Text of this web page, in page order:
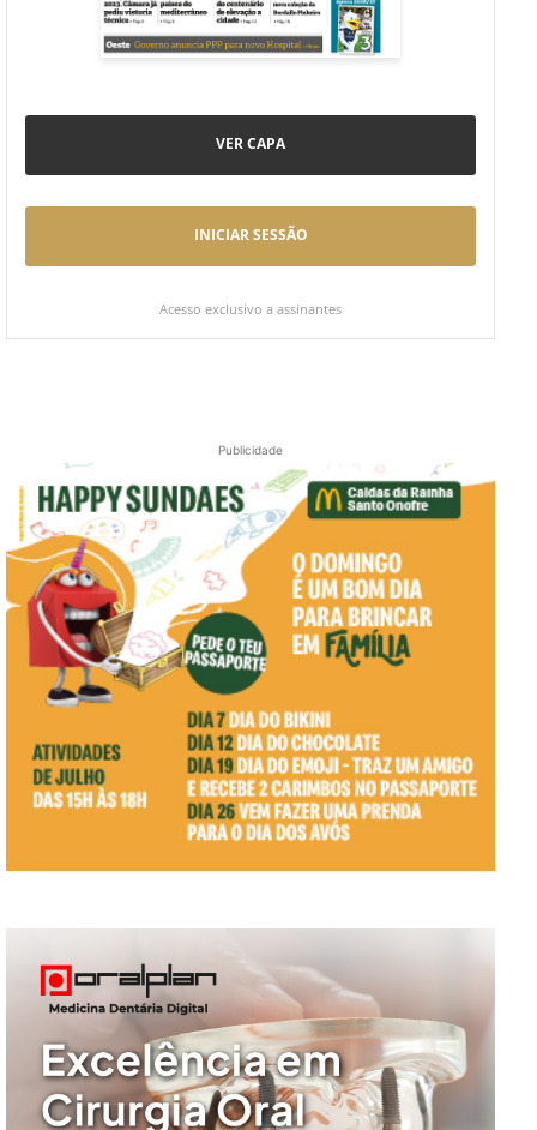
VER CAPA
INICIAR SESSÃO
Acesso exclusivo a assinantes
Publicidade